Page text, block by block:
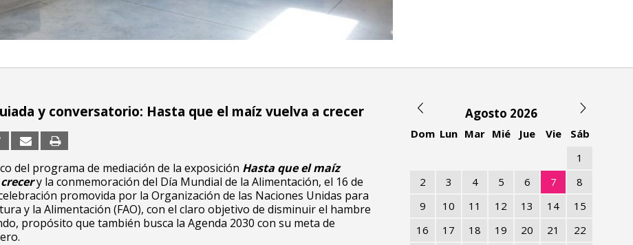
y conversatorio: Hasta que el maíz vuelva a crecer
del programa de mediación de la exposición Hasta que el maíz
y la conmemoración del Día Mundial de la Alimentación, el 16 de
promovida por la Organización de las Naciones Unidas para
y la Alimentación (FAO), con el claro objetivo de disminuir el hambre
propósito que también busca la Agenda 2030 con su meta de
Agosto 2026
Dom Lun Mar Mié Jue Vie
Sáb
1
2
3 4 5 6 7
8
9
10 11 12 13 14
15
16
17 18 19 20 21
22